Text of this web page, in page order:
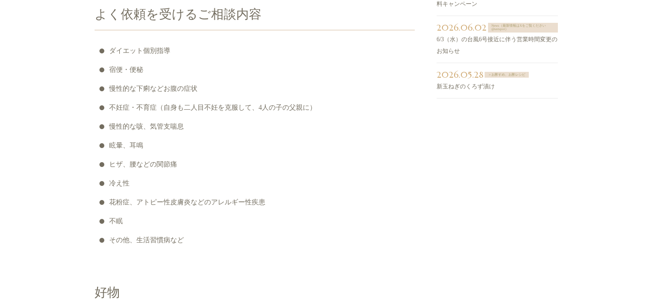
よく依頼を受けるご相談内容
ダイエット個別指導
宿便・便秘
慢性的な下痢などお腹の症状
不妊症・不育症（自身も二人目不妊を克服して、4人の子の父親に）
慢性的な咳、気管支喘息
眩暈、耳鳴
ヒザ、腰などの関節痛
冷え性
花粉症、アトピー性皮膚炎などのアレルギー性疾患
不眠
その他、生活習慣病など
好物
料キャンペーン
2026.06.02
News（最新情報はXをご覧ください
@sntspot）
6/3（水）の台風6号接近に伴う営業時間変更の
お知らせ
2026.05.28 ＞お酢すめ、お酢レシピ
新玉ねぎのくろず漬け